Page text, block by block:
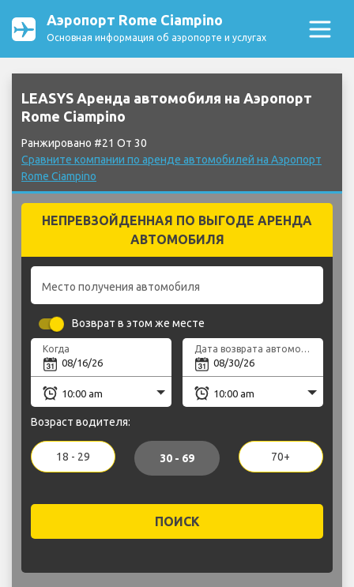
Аэропорт Rome Ciampino
Основная информация об аэропорте и услугах
LEASYS Аренда автомобиля на Аэропорт
Rome Ciampino
Ранжировано #21 От 30
Сравните компании по аренде автомобилей на Аэропорт
Rome Ciampino
НЕПРЕВЗОЙДЕННАЯ ПО ВЫГОДЕ АРЕНДА
АВТОМОБИЛЯ
Место получения автомобиля
Возврат в этом же месте
Когда Дата возврата автомобиля
Возраст водителя:
18 - 29 30 - 69 70+
ПОИСК